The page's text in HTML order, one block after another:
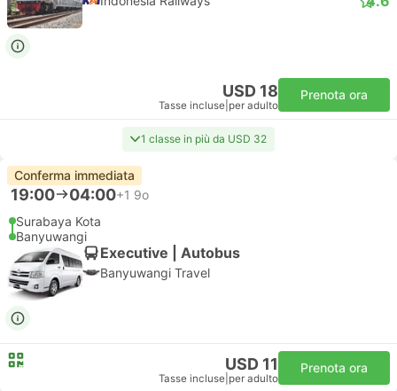
USD 18
Tasse incluse per adulto
Prenota ora
1 classe in più da USD 32
Conferma immediata
19:00 04:00+1 9o
Surabaya Kota
Banyuwangi
Executive | Autobus
Banyuwangi Travel
USD 11
Tasse incluse per adulto
Prenota ora